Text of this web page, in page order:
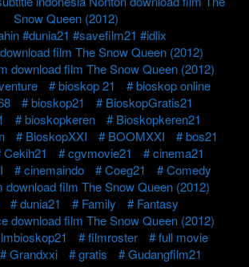
Snow Queen (2012)
#dunia21 #savefilm21 #idlix
film The Snow Queen (2012)
download film The Snow Queen (2012)
bioskop 21
bioskop online
bioskop21
BioskopGratis21
bioskopkeren
Bioskopkeren21
BioskopXXI BOOMXXI
bos21
Cekih21 cgvmovie21
cinema21
cinemaindo Coeg21
Comedy
download film The Snow Queen (2012)
dunia21 Family
Fantasy
download film The Snow Queen (2012)
filmroster
full movie
Grandxxi gratis
Gudangfilm21